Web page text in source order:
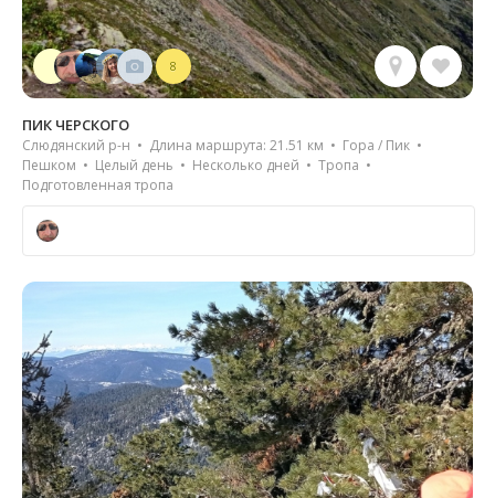
8
ПИК ЧЕРСКОГО
Слюдянский р-н • Длина маршрута: 21.51 км • Гора / Пик •
Пешком • Целый день • Несколько дней • Тропа •
Подготовленная тропа